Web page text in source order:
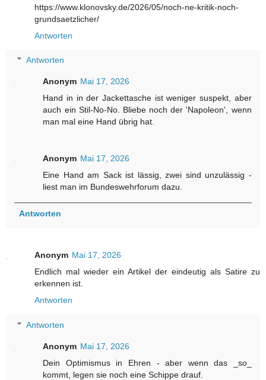
https://www.klonovsky.de/2026/05/noch-ne-kritik-noch-
grundsaetzlicher/
Antworten
Antworten
Anonym Mai 17, 2026
Hand in in der Jackettasche ist weniger suspekt, aber
auch ein Stil-No-No. Bliebe noch der 'Napoleon', wenn
man mal eine Hand übrig hat.
Anonym Mai 17, 2026
Eine Hand am Sack ist lässig, zwei sind unzulässig -
liest man im Bundeswehrforum dazu.
Antworten
Anonym Mai 17, 2026
Endlich mal wieder ein Artikel der eindeutig als Satire zu
erkennen ist.
Antworten
Antworten
Anonym Mai 17, 2026
Dein Optimismus in Ehren - aber wenn das _so_
kommt, legen sie noch eine Schippe drauf.